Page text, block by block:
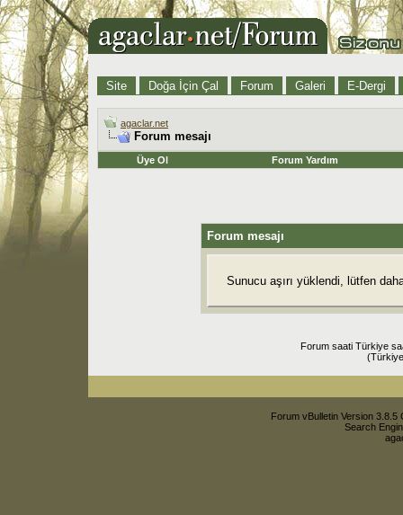
Site Doğa İçin Çal Forum Galeri E-Dergi
agaclar.net
Forum mesajı
Üye Ol Forum Yardım
Forum mesajı
Sunucu aşırı yüklendi, lütfen
Forum saati Türkiye
Forum vBulletin Version
Search